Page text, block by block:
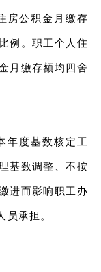
房公积金月缴存
例。职工个人住
月缴存额均四舍
年度基数核定工
基数调整、不按
进而影响职工办
员承担。